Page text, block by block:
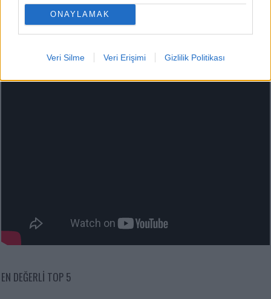
ONAYLAMAK
Veri Silme Veri Erişimi Gizlilik Politikası
EN DEĞERLI TOP 5